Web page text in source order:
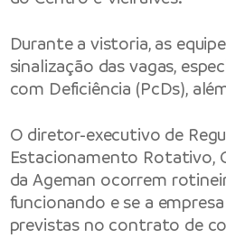
Durante a vistoria, as
sinalização das vagas,
com Deficiência (PcDs),
O diretor-executivo de
Estacionamento Rotativo,
da Ageman ocorrem
funcionando e se a
previstas no contrato de